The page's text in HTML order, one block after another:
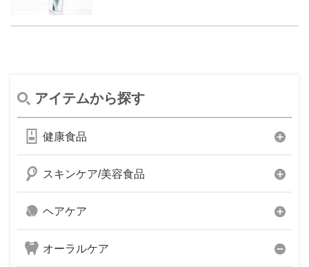
アイテムから探す
健康食品
スキンケア/美容食品
ヘアケア
オーラルケア